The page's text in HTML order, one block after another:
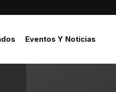
Eventos Y Noticias